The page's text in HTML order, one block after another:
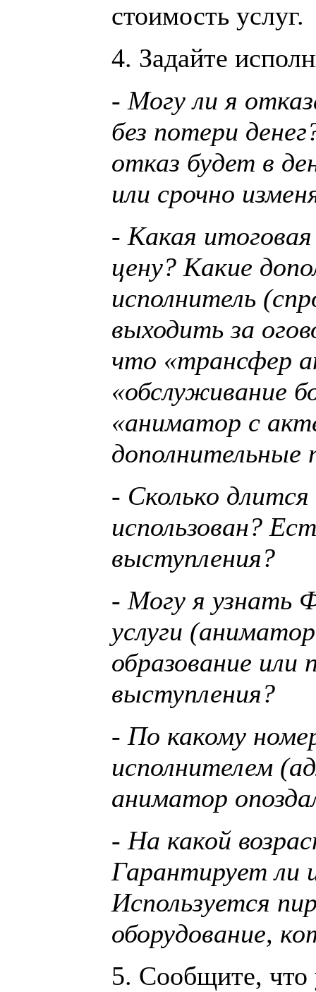
стоимость услуг.
4. Задайте
- Могу ли я
без потери
отказ будет в
или срочно
- Какая
цену? Какие
исполнитель
выходить за
что «трансфер
«обслуживание
«аниматор с
дополнительные
- Сколько
использован?
выступления?
- Могу я узнать
услуги
образование или
выступления?
- По какому
исполнителем
аниматор
- На какой
Гарантирует ли
Используется
оборудование,
5. Сообщите, что